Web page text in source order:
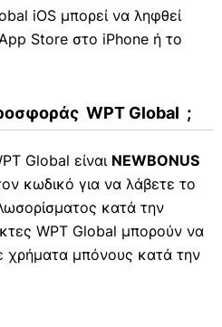
iOS μπορεί να ληφθεί
Store στο iPhone ή το
WPT Global  ;
Global είναι NEWBONUS
κωδικό για να λάβετε το
κατά την
WPT Global μπορούν να
χρήματα μπόνους κατά την